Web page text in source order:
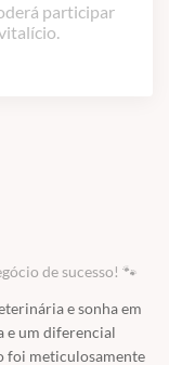
participar
de sucesso! 🐾
e sonha em
e um diferencial
foi meticulosamente